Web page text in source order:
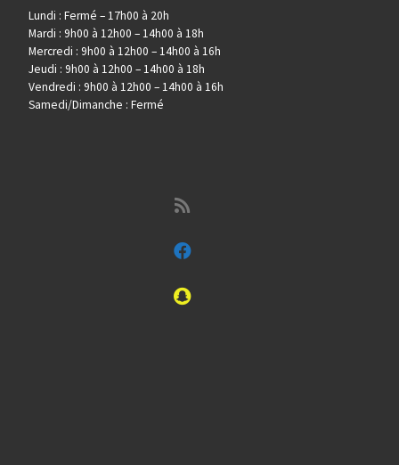
Lundi : Fermé – 17h00 à 20h
Mardi : 9h00 à 12h00 – 14h00 à 18h
Mercredi : 9h00 à 12h00 – 14h00 à 16h
Jeudi : 9h00 à 12h00 – 14h00 à 18h
Vendredi : 9h00 à 12h00 – 14h00 à 16h
Samedi/Dimanche : Fermé